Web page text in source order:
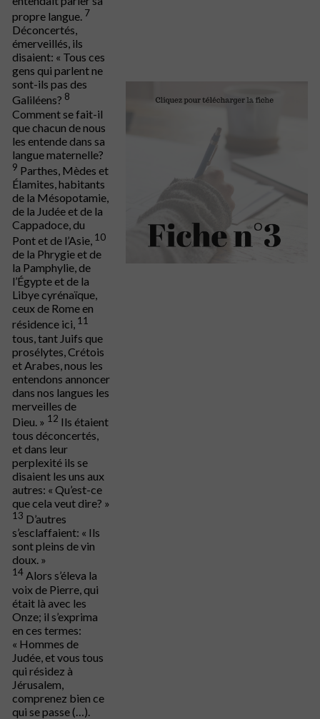
propre langue. 7
Déconcertés,
émerveillés, ils
disaient: « Tous ces
gens qui parlent ne
sont-ils pas des
Galiléens? 8
Comment se fait-il
que chacun de nous
les entende dans sa
langue maternelle?
9 Parthes, Mèdes et
Élamites, habitants
de la Mésopotamie,
de la Judée et de la
Cappadoce, du
Pont et de l’Asie, 10
de la Phrygie et de
la Pamphylie, de
l’Égypte et de la
Libye cyrénaïque,
ceux de Rome en
résidence ici, 11
tous, tant Juifs que
prosélytes, Crétois
et Arabes, nous les
entendons annoncer
dans nos langues les
merveilles de
Dieu. » 12 Ils étaient
tous déconcertés,
et dans leur
perplexité ils se
disaient les uns aux
autres: « Qu’est-ce
que cela veut dire? »
13 D’autres
s’esclaffaient: « Ils
sont pleins de vin
doux. »
14Alors s’éleva la
voix de Pierre, qui
était là avec les
Onze; il s’exprima
en ces termes:
« Hommes de
Judée, et vous tous
qui résidez à
Jérusalem,
comprenez bien ce
qui se passe (…).